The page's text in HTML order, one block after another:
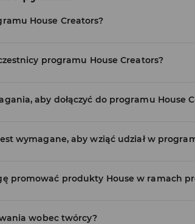
House Creators?
programu House Creators?
aby dołączyć do programu House
wymagane, aby wziąć udział w
promować produkty House w ramach
wobec twórcy?